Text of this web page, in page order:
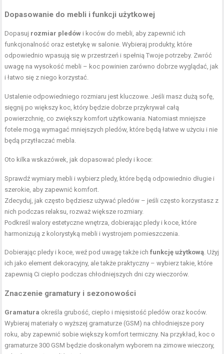
Dopasowanie do mebli i funkcji użytkowej
Dopasuj rozmiar pledów i koców do mebli, aby zapewnić ich
funkcjonalność oraz estetykę w salonie. Wybieraj produkty, które
odpowiednio wpasują się w przestrzeń i spełnią Twoje potrzeby. Zwróć
uwagę na wysokość mebli – koc powinien zarówno dobrze wyglądać, jak
i łatwo się z niego korzystać.
Ustalenie odpowiedniego rozmiaru jest kluczowe. Jeśli masz dużą sofę,
sięgnij po większy koc, który będzie dobrze przykrywał całą
powierzchnię, co zwiększy komfort użytkowania. Natomiast mniejsze
fotele mogą wymagać mniejszych pledów, które będą łatwe w użyciu i nie
będą przytłaczać mebla.
Oto kilka wskazówek, jak dopasować pledy i koce:
Sprawdź wymiary mebli i wybierz pledy, które będą odpowiednio długie i
szerokie, aby zapewnić komfort.
Zdecyduj, jak często będziesz używać pledów – jeśli często korzystasz z
nich podczas relaksu, rozważ większe rozmiary.
Podkreśl walory estetyczne wnętrza, dobierając pledy i koce, które
harmonizują z kolorystyką mebli i wystrojem pomieszczenia.
Dobierając pledy i koce, weź pod uwagę także ichfunkcję użytkową. Użyj
ich jako element dekoracyjny, ale także praktyczny – wybierz takie, które
zapewnią Ci ciepło podczas chłodniejszych dni czy wieczorów.
Znaczenie gramatury i sezonowości
Gramatura określa grubość, ciepło i mięsistość pledów oraz koców.
Wybieraj materiały o wyższej gramaturze (GSM) na chłodniejsze pory
roku, aby zapewnić sobie większy komfort termiczny. Na przykład, koc o
gramaturze 300 GSM będzie doskonałym wyborem na zimowe wieczory,